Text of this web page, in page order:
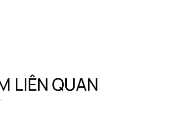
nghệ tiên tiến, thiết kế hiện đại và khả năng
LIÊN QUAN